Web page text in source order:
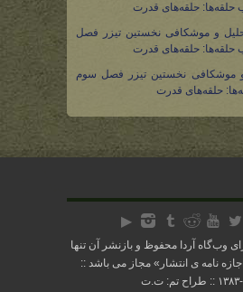
حلقه‌ها: حلقه‌های قدرت
و موشکافی نخستین تیزر فصل
حلقه‌ها: حلقه‌های قدرت
موشکافی نخستین تیزر فصل سوم
حلقه‌های قدرت
وب‌گاه آردا محفوظ و بازنشر آن تنها
اجازه نامه ی انتشار » مجاز می باشد ::